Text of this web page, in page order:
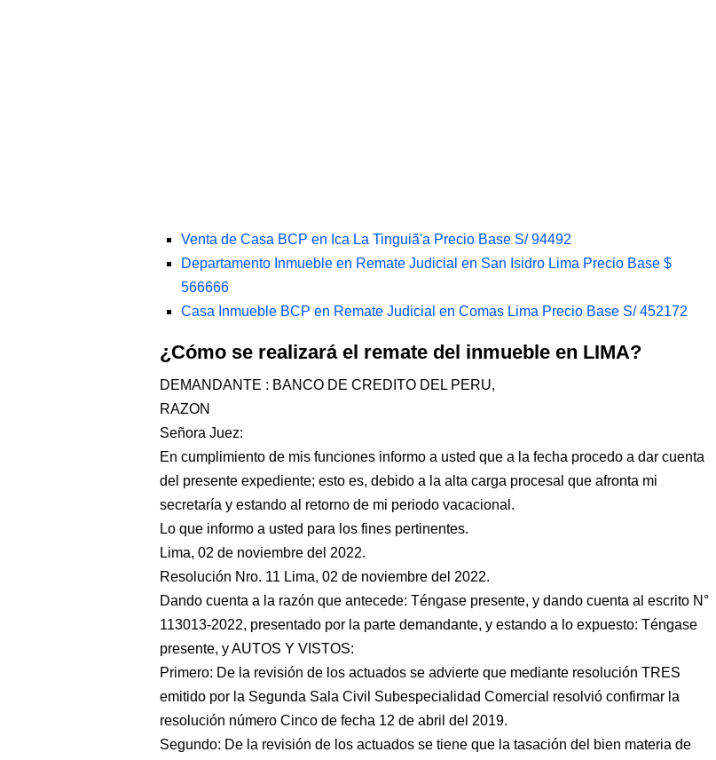
Venta de Casa BCP en Ica La Tinguiã'a Precio Base S/ 94492
Departamento Inmueble en Remate Judicial en San Isidro Lima Precio Base $
566666
Casa Inmueble BCP en Remate Judicial en Comas Lima Precio Base S/ 452172
¿Cómo se realizará el remate del inmueble en LIMA?
DEMANDANTE : BANCO DE CREDITO DEL PERU,
RAZON
Señora Juez:
En cumplimiento de mis funciones informo a usted que a la fecha procedo a dar cuenta
del presente expediente; esto es, debido a la alta carga procesal que afronta mi
secretaría y estando al retorno de mi periodo vacacional.
Lo que informo a usted para los fines pertinentes.
Lima, 02 de noviembre del 2022.
Resolución Nro. 11 Lima, 02 de noviembre del 2022.
Dando cuenta a la razón que antecede: Téngase presente, y dando cuenta al escrito N°
113013-2022, presentado por la parte demandante, y estando a lo expuesto: Téngase
presente, y AUTOS Y VISTOS:
Primero: De la revisión de los actuados se advierte que mediante resolución TRES
emitido por la Segunda Sala Civil Subespecialidad Comercial resolvió confirmar la
resolución número Cinco de fecha 12 de abril del 2019.
Segundo: De la revisión de los actuados se tiene que la tasación del bien materia de